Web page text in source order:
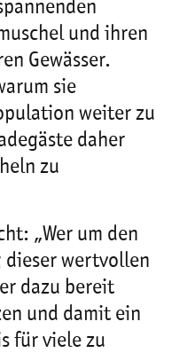
und ihren
Gewässer.
sie
weiter zu
daher
zu
„Wer um den
dieser wertvollen
dazu bereit
und damit ein
für viele zu